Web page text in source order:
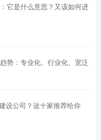
它是什么意思？又该如何进
势：专业化、行业化、宽泛
设公司？这十家推荐给你